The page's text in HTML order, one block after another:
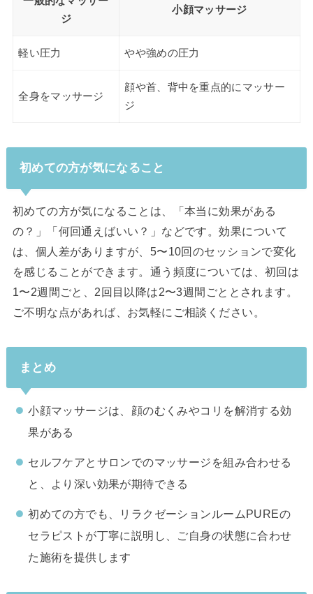
ジ
小顔マッサージ
軽い圧力 やや強めの圧力
全身をマッサージ
顔や首、背中を重点的にマッサー
ジ
初めての方が気になること
初めての方が気になることは、「本当に効果がある
の？」「何回通えばいい？」などです。効果について
は、個人差がありますが、5〜10回のセッションで変化
を感じることができます。通う頻度については、初回は
1〜2週間ごと、2回目以降は2〜3週間ごととされます。
ご不明な点があれば、お気軽にご相談ください。
まとめ
小顔マッサージは、顔のむくみやコリを解消する効
果がある
セルフケアとサロンでのマッサージを組み合わせる
と、より深い効果が期待できる
初めての方でも、リラクゼーションルームPUREの
セラピストが丁寧に説明し、ご自身の状態に合わせ
た施術を提供します